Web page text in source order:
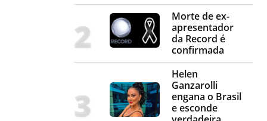
Morte de ex-
apresentador
da Record é
confirmada
Helen
Ganzarolli
engana o Brasil
e esconde